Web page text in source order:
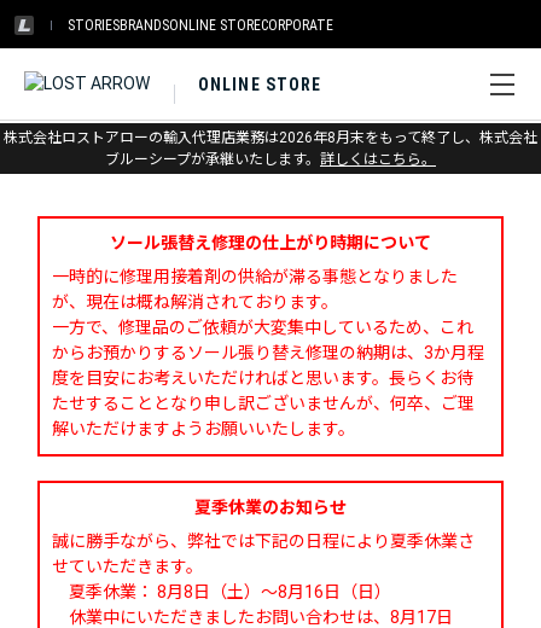
STORIESBRANDSONLINE STORECORPORATE
ONLINE STORE
株式会社ロストアローの輸入代理店業務は2026年8月末をもって終了し、株式会社
ブルーシープが承継いたします。 詳しくはこちら。
お問い合わせ
ソール張替え修理の仕上がり時期について
一時的に修理用接着剤の供給が滞る事態となりました
が、現在は概ね解消されております。
一方で、修理品のご依頼が大変集中しているため、これ
からお預かりするソール張り替え修理の納期は、3か月程
度を目安にお考えいただければと思います。長らくお待
たせすることとなり申し訳ございませんが、何卒、ご理
解いただけますようお願いいたします。
夏季休業のお知らせ
誠に勝手ながら、弊社では下記の日程により夏季休業さ
せていただきます。
夏季休業： 8月8日（土）～8月16日（日）
休業中にいただきましたお問い合わせは、8月17日